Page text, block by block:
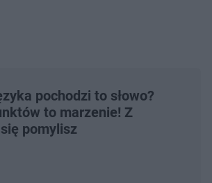
pochodzi to słowo?
to marzenie! Z
pomylisz